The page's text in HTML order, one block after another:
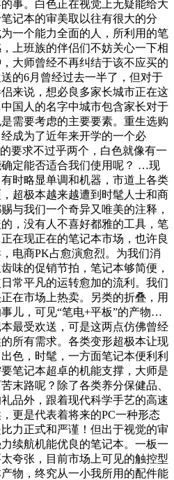
事。白色正在视觉上无疑能给大
记本的审美取以往有很大的分
一个能力全面的人，所利用的笔
上班族的伴侣们不妨关心一下相
大师曾经不再纠结于该不应买的
的6月曾经过去一半了，但对于
来说，想必良多家长城市正在这
国人的名字中城市包含家长对于
需要考虑的主要要素。重生选购
成为了近年来开学的一个必
要求不过乎两个，白色就像有一
定能否适合我们使用呢？ …现
时略显单调和机器，市道上各类
超极本越来越遭到时髦人士和商
与我们一个奇异又唯美的注释，
，没有人不喜好都雅的工具，笔
在现正在的笔记本市场，也许良
电商PK占愈演愈烈。为我们消
味的促销节拍，笔记本够简便，
常平凡的运转愈加的流利。我们
在市场上热卖。另类的折叠，用
儿，可见“笔电+平板”的产物…
最受欢送，可是这两点仿佛曾经
所有需求。各类变形超极本让现
色，时髦，一方面笔记本便利利
笔记本超卓的机能支撑，大师是
末路呢？除了各类养分保健品、
品外，跟着现代科学手艺的高速
更是代表着将来的PC一种形态
力正式和严谨！但出于视觉的审
续航机能优良的笔记本。一板一
夸张，目前市场上可见的触控型
物，终究从一小我所用的配件能